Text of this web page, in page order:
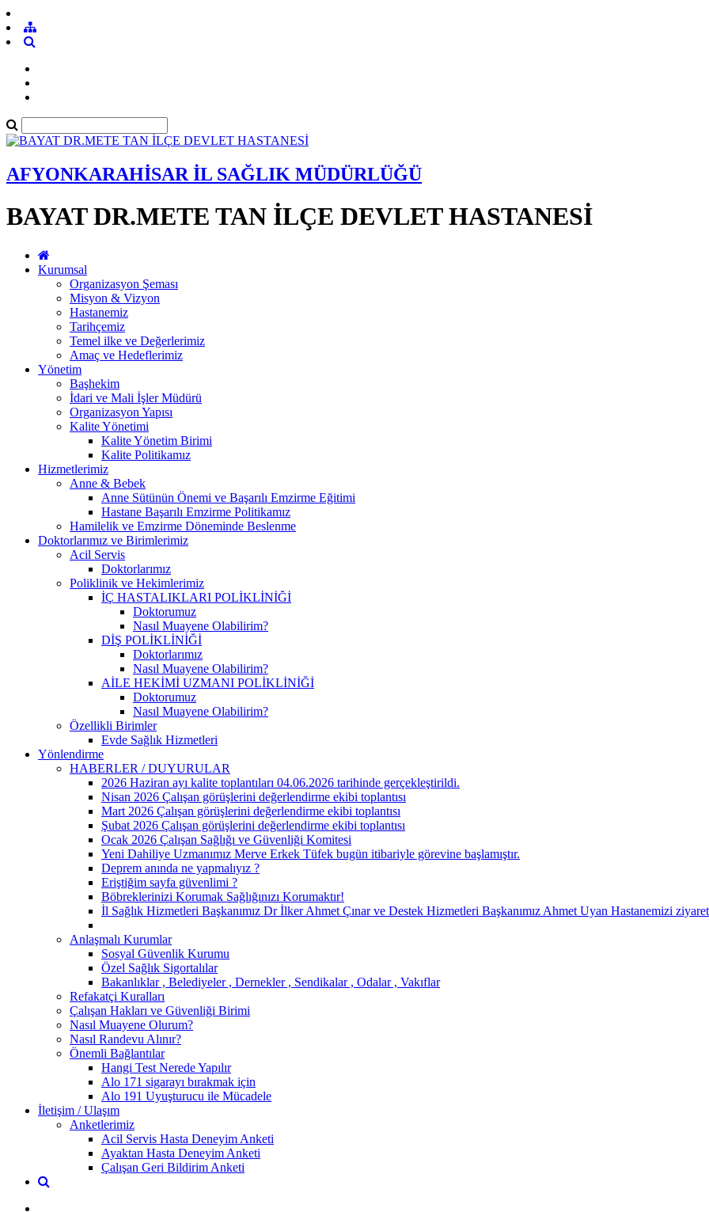
AFYONKARAHİSAR İL SAĞLIK MÜDÜRLÜĞÜ
BAYAT DR.METE TAN İLÇE DEVLET HASTANESİ
Kurumsal
Organizasyon Şeması
Misyon & Vizyon
Hastanemiz
Tarihçemiz
Temel ilke ve Değerlerimiz
Amaç ve Hedeflerimiz
Yönetim
Başhekim
İdari ve Mali İşler Müdürü
Organizasyon Yapısı
Kalite Yönetimi
Kalite Yönetim Birimi
Kalite Politikamız
Hizmetlerimiz
Anne & Bebek
Anne Sütünün Önemi ve Başarılı Emzirme Eğitimi
Hastane Başarılı Emzirme Politikamız
Hamilelik ve Emzirme Döneminde Beslenme
Doktorlarımız ve Birimlerimiz
Acil Servis
Doktorlarımız
Poliklinik ve Hekimlerimiz
İÇ HASTALIKLARI POLİKLİNİĞİ
Doktorumuz
Nasıl Muayene Olabilirim?
DİŞ POLİKLİNİĞİ
Doktorlarımız
Nasıl Muayene Olabilirim?
AİLE HEKİMİ UZMANI POLİKLİNİĞİ
Doktorumuz
Nasıl Muayene Olabilirim?
Özellikli Birimler
Evde Sağlık Hizmetleri
Yönlendirme
HABERLER / DUYURULAR
2026 Haziran ayı kalite toplantıları 04.06.2026 tarihinde gerçekleştirildi.
Nisan 2026 Çalışan görüşlerini değerlendirme ekibi toplantısı
Mart 2026 Çalışan görüşlerini değerlendirme ekibi toplantısı
Şubat 2026 Çalışan görüşlerini değerlendirme ekibi toplantısı
Ocak 2026 Çalışan Sağlığı ve Güvenliği Komitesi
Yeni Dahiliye Uzmanımız Merve Erkek Tüfek bugün itibariyle görevine başlamıştır.
Deprem anında ne yapmalıyız ?
Eriştiğim sayfa güvenlimi ?
Böbreklerinizi Korumak Sağlığınızı Korumaktır!
İl Sağlık Hizmetleri Başkanımız Dr İlker Ahmet Çınar ve Destek Hizmetleri Başkanımız Ahmet Uyan Hastanemizi
Anlaşmalı Kurumlar
Sosyal Güvenlik Kurumu
Özel Sağlık Sigortalılar
Bakanlıklar , Belediyeler , Dernekler , Sendikalar , Odalar , Vakıflar
Refakatçi Kuralları
Çalışan Hakları ve Güvenliği Birimi
Nasıl Muayene Olurum?
Nasıl Randevu Alınır?
Önemli Bağlantılar
Hangi Test Nerede Yapılır
Alo 171 sigarayı bırakmak için
Alo 191 Uyuşturucu ile Mücadele
İletişim / Ulaşım
Anketlerimiz
Acil Servis Hasta Deneyim Anketi
Ayaktan Hasta Deneyim Anketi
Çalışan Geri Bildirim Anketi